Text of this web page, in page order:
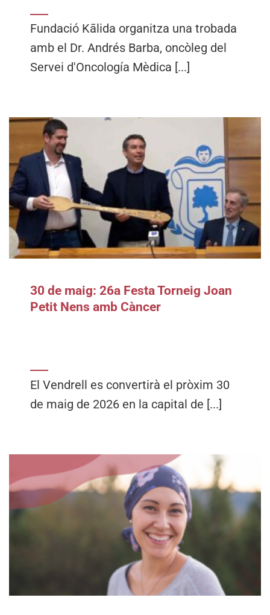
Fundació Kālida organitza una trobada
amb el Dr. Andrés Barba, oncòleg del
Servei d'Oncología Mèdica [...]
30 de maig: 26a Festa Torneig Joan
Petit Nens amb Càncer
El Vendrell es convertirà el pròxim 30
de maig de 2026 en la capital de [...]